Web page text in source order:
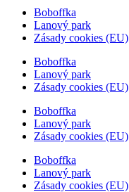
Boboffka
Lanový park
Zásady cookies (EU)
Boboffka
Lanový park
Zásady cookies (EU)
Boboffka
Lanový park
Zásady cookies (EU)
Boboffka
Lanový park
Zásady cookies (EU)